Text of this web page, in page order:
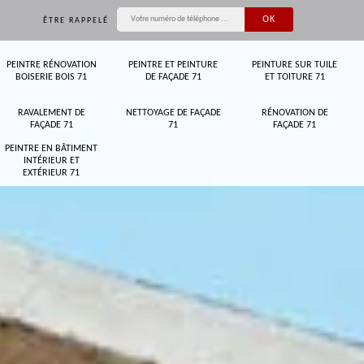
ÊTRE RAPPELÉ
PEINTRE RÉNOVATION
BOISERIE BOIS 71
PEINTRE ET PEINTURE
DE FAÇADE 71
PEINTURE SUR TUILE
ET TOITURE 71
RAVALEMENT DE
FAÇADE 71
NETTOYAGE DE FAÇADE
71
RÉNOVATION DE
FAÇADE 71
PEINTRE EN BÂTIMENT
INTÉRIEUR ET
EXTÉRIEUR 71